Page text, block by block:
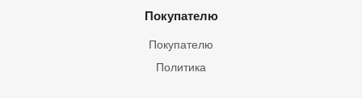
Покупателю
Покупателю
Политика